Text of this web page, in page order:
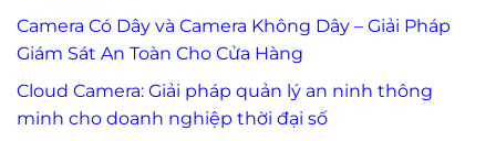
Camera Có Dây và Camera Không Dây – Giải Pháp
Giám Sát An Toàn Cho Cửa Hàng
Cloud Camera: Giải pháp quản lý an ninh thông
minh cho doanh nghiệp thời đại số